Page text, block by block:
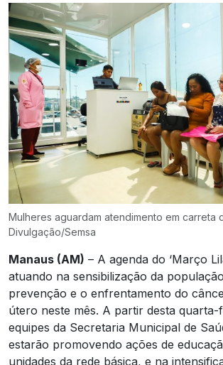
Mulheres aguardam atendimento em carreta
Divulgação/Semsa
Manaus (AM) – A agenda do ‘Março
atuando na sensibilização da
prevenção e o enfrentamento do
útero neste mês. A partir desta
equipes da Secretaria Municipal de
estarão promovendo ações de
unidades da rede básica, e na